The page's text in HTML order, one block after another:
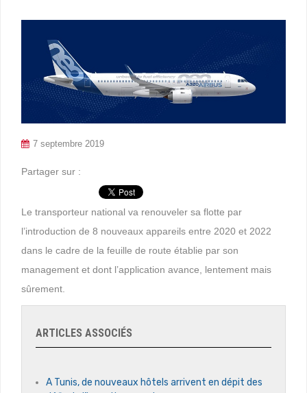
7 septembre 2019
Partager sur :
Le transporteur national va renouveler sa flotte par
l’introduction de 8 nouveaux appareils entre 2020 et 2022
dans le cadre de la feuille de route établie par son
management et dont l’application avance, lentement mais
sûrement.
ARTICLES ASSOCIÉS
A Tunis, de nouveaux hôtels arrivent en dépit des